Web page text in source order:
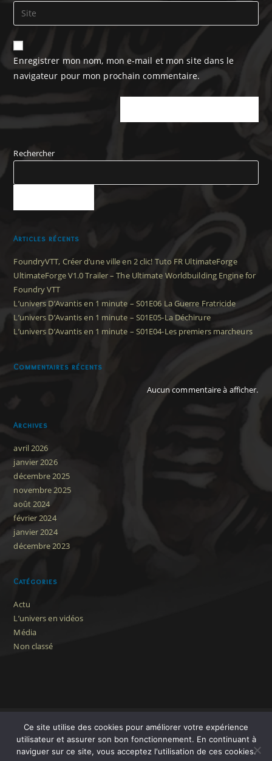
Enregistrer mon nom, mon e-mail et mon site dans le
navigateur pour mon prochain commentaire.
Rechercher
Articles récents
FoundryVTT, Créer d’une ville en 2 clic! Tuto FR UltimateForge
UltimateForge V1.0 Trailer – The Ultimate Worldbuilding Engine for
Foundry VTT
L’univers D’Avantis en 1 minute – S01E06 La Guerre Fratricide
L’univers D’Avantis en 1 minute – S01E05-La Déchirure
L’univers D’Avantis en 1 minute – S01E04-Les premiers marcheurs
Commentaires récents
Aucun commentaire à afficher.
Archives
avril 2026
janvier 2026
décembre 2025
novembre 2025
août 2024
février 2024
janvier 2024
décembre 2023
Catégories
Actu
L’univers en vidéos
Média
Non classé
Ce site utilise des cookies pour améliorer votre expérience
utilisateur et assurer son bon fonctionnement. En continuant à
naviguer sur ce site, vous acceptez l'utilisation de ces cookies.